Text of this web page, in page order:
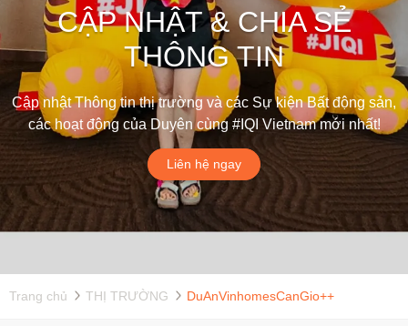
CẬP NHẬT & CHIA SẺ
THÔNG TIN
Cập nhật Thông tin thị trường và các Sự kiện Bất động sản,
các hoạt động của Duyên cùng #IQI Vietnam mới nhất!
Liên hệ ngay
Trang chủ THỊ TRƯỜNG DuAnVinhomesCanGio++